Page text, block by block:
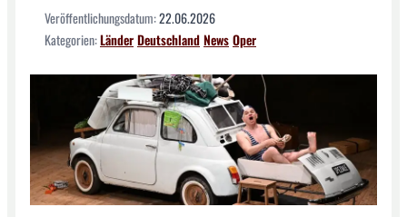
Veröffentlichungsdatum:22.06.2026
Kategorien:LänderDeutschlandNewsOper